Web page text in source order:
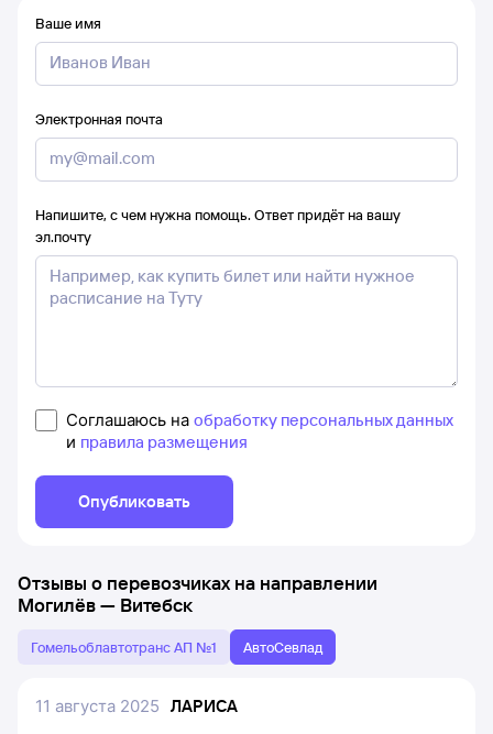
Ваше имя
Электронная почта
Напишите, с чем нужна помощь. Ответ придёт на вашу
эл.почту
Соглашаюсь на обработку персональных данных
и правила размещения
Опубликовать
Отзывы о перевозчиках на направлении
Могилёв— Витебск
Гомельоблавтотранс АП №1 АвтоСевлад
11 августа 2025 ЛАРИСА